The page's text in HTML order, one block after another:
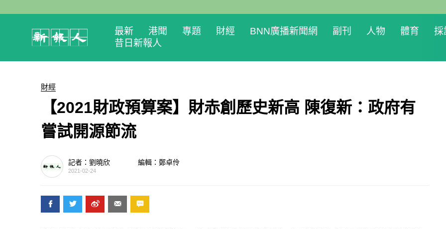
最新 港聞 專題 財經 BNN廣播新聞網 副刊 人物 體育 採
昔日新報人
財經
【2021財政預算案】財赤創歷史新高 陳復新：政府有
嘗試開源節流
記者：劉曉欣 編輯：鄭卓伶
2021-02-24